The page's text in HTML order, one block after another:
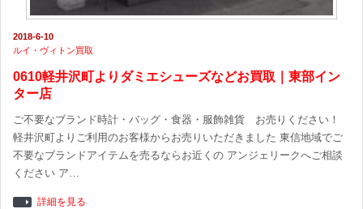
2018-6-10
ルイ・ヴィトン買取
0610軽井沢町よりダミエシューズなどお買取｜東部イン
ター店
ご不要なブランド時計・バッグ・食器・服飾雑貨 お売りください！
軽井沢町よりご利用のお客様からお売りいただきました 東信地域でご
不要なブランドアイテムを売るならお近くの アンジェリークへご相談
ください ア…
詳細を見る